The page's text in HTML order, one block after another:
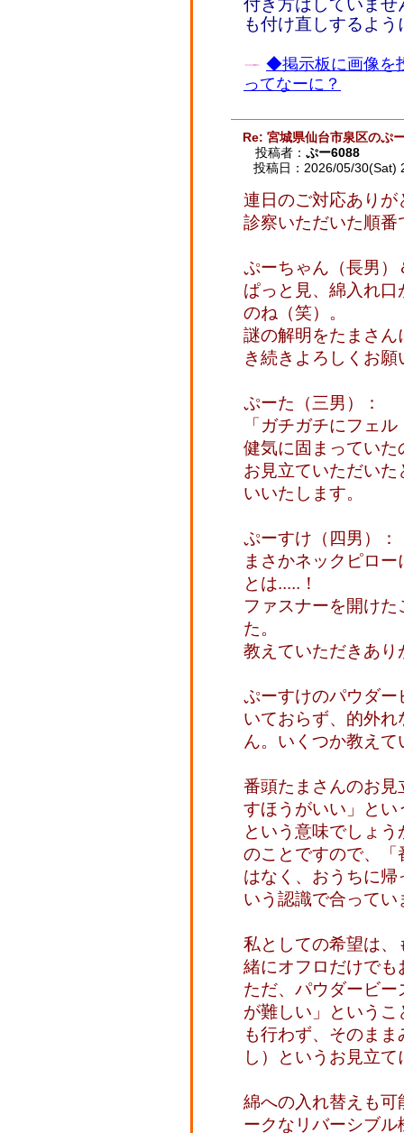
付き方はしていま
も付け直しするよ
◆掲示板に画像を
ってなーに？
Re: 宮城県仙台市泉区のぷ
投稿者： ぷー6088
投稿日：2026/05/30(Sat)
連日のご対応ありが
診察いただいた順
ぷーちゃん（長男
ぱっと見、綿入れ
のね（笑）。
謎の解明をたまさ
き続きよろしくお
ぷーた（三男）：
「ガチガチにフェ
健気に固まっていた
お見立ていただい
いいたします。
ぷーすけ（四男）：
まさかネックピロ
とは.....！
ファスナーを開け
た。
教えていただきあ
ぷーすけのパウダ
いておらず、的外
ん。いくつか教え
番頭たまさんのお
すほうがいい」と
という意味でしょ
のことですので、
はなく、おうちに
いう認識で合って
私としての希望は
緒にオフロだけで
ただ、パウダービ
が難しい」という
も行わず、そのま
し）というお見立
綿への入れ替えも
ークなリバーシブ